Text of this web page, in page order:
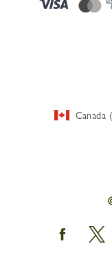
Canada
Longchamp
on
on